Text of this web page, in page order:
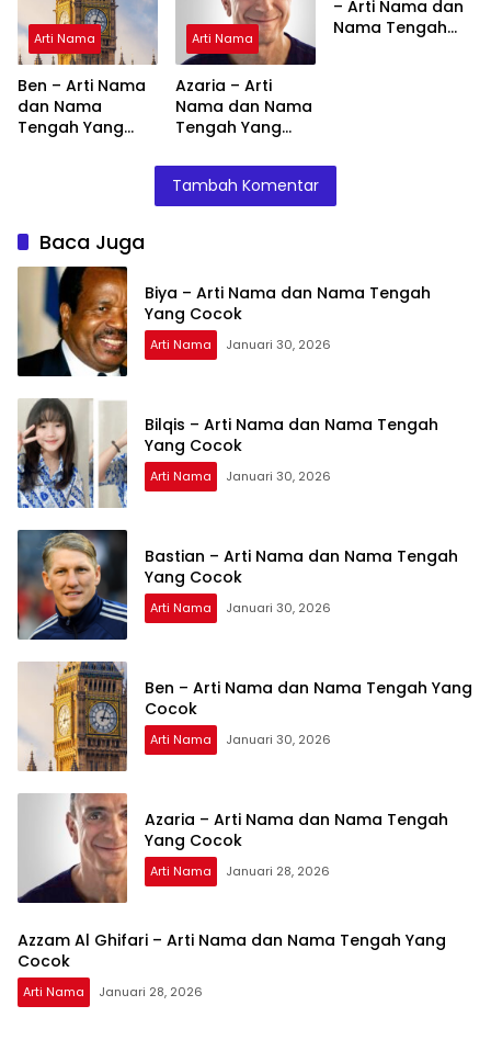
Arti Nama
Ben – Arti Nama
dan Nama
Tengah Yang
Arti Nama
Azaria – Arti
Nama dan Nama
Tengah Yang
– Arti Nama dan
Nama Tengah
Tambah Komentar
Baca Juga
Biya – Arti Nama dan Nama Tengah
Yang Cocok
Arti Nama Januari 30, 2026
Bilqis – Arti Nama dan Nama Tengah
Yang Cocok
Arti Nama Januari 30, 2026
Bastian – Arti Nama dan Nama Tengah
Yang Cocok
Arti Nama Januari 30, 2026
Ben – Arti Nama dan Nama Tengah Yang
Cocok
Arti Nama Januari 30, 2026
Azaria – Arti Nama dan Nama Tengah
Yang Cocok
Arti Nama Januari 28, 2026
Azzam Al Ghifari – Arti Nama dan Nama Tengah Yang
Cocok
Arti Nama Januari 28, 2026